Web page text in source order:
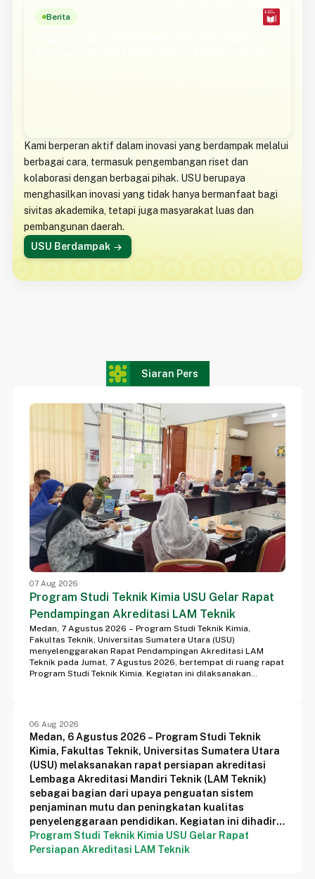
Berita
Kami berperan aktif dalam inovasi yang berdampak melalui
berbagai cara, termasuk pengembangan riset dan
kolaborasi dengan berbagai pihak. USU berupaya
menghasilkan inovasi yang tidak hanya bermanfaat bagi
sivitas akademika, tetapi juga masyarakat luas dan
pembangunan daerah.
USU Berdampak
Siaran Pers
07 Aug 2026
Program Studi Teknik Kimia USU Gelar Rapat
Pendampingan Akreditasi LAM Teknik
Medan, 7 Agustus 2026 – Program Studi Teknik Kimia,
Fakultas Teknik, Universitas Sumatera Utara (USU)
menyelenggarakan Rapat Pendampingan Akreditasi LAM
Teknik pada Jumat, 7 Agustus 2026, bertempat di ruang rapat
Program Studi Teknik Kimia. Kegiatan ini dilaksanakan
Teknik).
06 Aug 2026
Program Studi Teknik Kimia USU Gelar Rapat
Persiapan Akreditasi LAM Teknik
Medan, 6 Agustus 2026 – Program Studi Teknik
Kimia, Fakultas Teknik, Universitas Sumatera Utara
(USU) melaksanakan rapat persiapan akreditasi
Lembaga Akreditasi Mandiri Teknik (LAM Teknik)
sebagai bagian dari upaya penguatan sistem
penjaminan mutu dan peningkatan kualitas
penyelenggaraan pendidikan. Kegiatan ini dihadiri
oleh pimpinan program studi, dosen, tenaga
kependidikan, serta tim akreditasi yang bersama-